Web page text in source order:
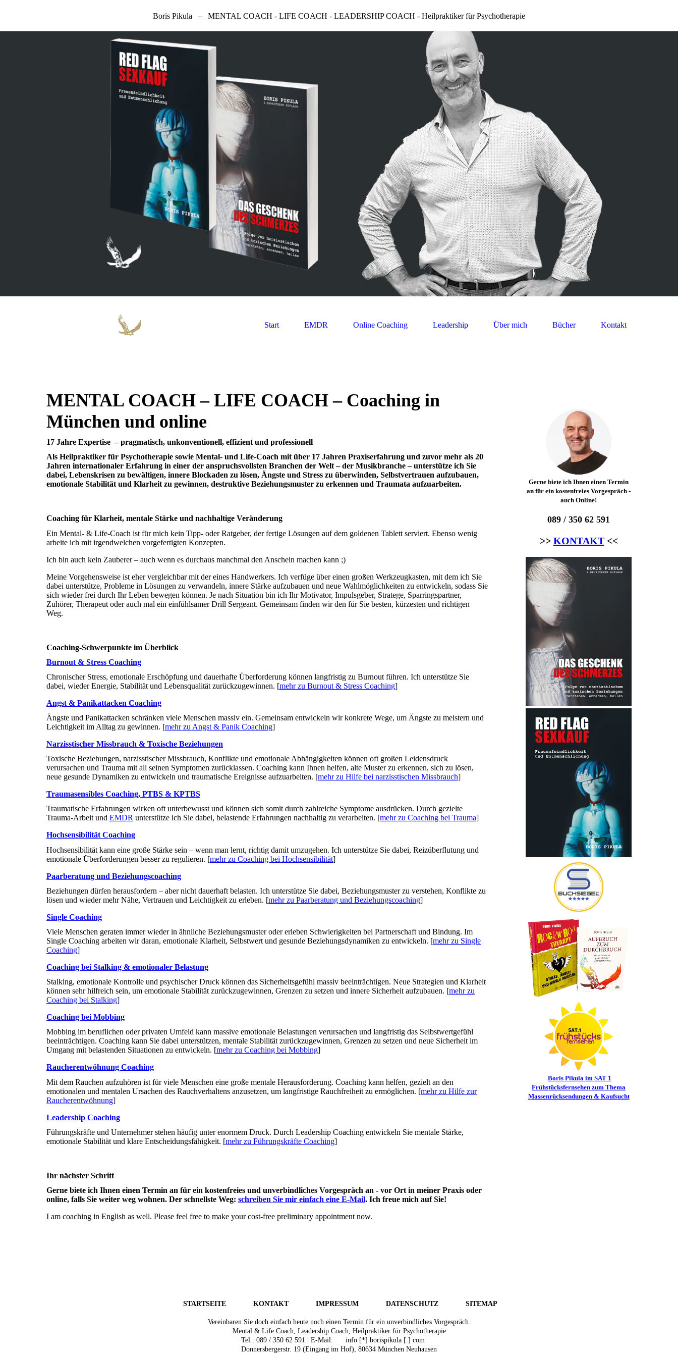
Boris Pikula – MENTAL COACH - LIFE COACH - LEADERSHIP COACH - Heilpraktiker für Psychotherapie
Start EMDR Online Coaching Leadership Über mich Bücher Kontakt
MENTAL COACH – LIFE COACH – Coaching in
München und online
17 Jahre Expertise – pragmatisch, unkonventionell, effizient und professionell
Als Heilpraktiker für Psychotherapie sowie Mental- und Life-Coach mit über 17 Jahren Praxiserfahrung und zuvor mehr als 20
Jahren internationaler Erfahrung in einer der anspruchsvollsten Branchen der Welt – der Musikbranche – unterstütze ich Sie
dabei, Lebenskrisen zu bewältigen, innere Blockaden zu lösen, Ängste und Stress zu überwinden, Selbstvertrauen aufzubauen,
emotionale Stabilität und Klarheit zu gewinnen, destruktive Beziehungsmuster zu erkennen und Traumata aufzuarbeiten.
Coaching für Klarheit, mentale Stärke und nachhaltige Veränderung
Ein Mental- & Life-Coach ist für mich kein Tipp- oder Ratgeber, der fertige Lösungen auf dem goldenen Tablett serviert. Ebenso wenig
arbeite ich mit irgendwelchen vorgefertigten Konzepten.
Ich bin auch kein Zauberer – auch wenn es durchaus manchmal den Anschein machen kann ;)
Meine Vorgehensweise ist eher vergleichbar mit der eines Handwerkers. Ich verfüge über einen großen Werkzeugkasten, mit dem ich Sie
dabei unterstütze, Probleme in Lösungen zu verwandeln, innere Stärke aufzubauen und neue Wahlmöglichkeiten zu entwickeln, sodass Sie
sich wieder frei durch Ihr Leben bewegen können. Je nach Situation bin ich Ihr Motivator, Impulsgeber, Stratege, Sparringspartner,
Zuhörer, Therapeut oder auch mal ein einfühlsamer Drill Sergeant. Gemeinsam finden wir den für Sie besten, kürzesten und richtigen
Weg.
Coaching-Schwerpunkte im Überblick
Burnout & Stress Coaching
Chronischer Stress, emotionale Erschöpfung und dauerhafte Überforderung können langfristig zu Burnout führen. Ich unterstütze Sie
dabei, wieder Energie, Stabilität und Lebensqualität zurückzugewinnen. [mehr zu Burnout & Stress Coaching]
Angst & Panikattacken Coaching
Ängste und Panikattacken schränken viele Menschen massiv ein. Gemeinsam entwickeln wir konkrete Wege, um Ängste zu meistern und
Leichtigkeit im Alltag zu gewinnen. [mehr zu Angst & Panik Coaching]
Narzisstischer Missbrauch & Toxische Beziehungen
Toxische Beziehungen, narzisstischer Missbrauch, Konflikte und emotionale Abhängigkeiten können oft großen Leidensdruck
verursachen und Trauma mit all seinen Symptomen zurücklassen. Coaching kann Ihnen helfen, alte Muster zu erkennen, sich zu lösen,
neue gesunde Dynamiken zu entwickeln und traumatische Ereignisse aufzuarbeiten. [mehr zu Hilfe bei narzisstischen Missbrauch]
Traumasensibles Coaching, PTBS & KPTBS
Traumatische Erfahrungen wirken oft unterbewusst und können sich somit durch zahlreiche Symptome ausdrücken. Durch gezielte
Trauma-Arbeit und EMDR unterstütze ich Sie dabei, belastende Erfahrungen nachhaltig zu verarbeiten. [mehr zu Coaching bei Trauma]
Hochsensibilität Coaching
Hochsensibilität kann eine große Stärke sein – wenn man lernt, richtig damit umzugehen. Ich unterstütze Sie dabei, Reizüberflutung und
emotionale Überforderungen besser zu regulieren. [mehr zu Coaching bei Hochsensibilität]
Paarberatung und Beziehungscoaching
Beziehungen dürfen herausfordern – aber nicht dauerhaft belasten. Ich unterstütze Sie dabei, Beziehungsmuster zu verstehen, Konflikte zu
lösen und wieder mehr Nähe, Vertrauen und Leichtigkeit zu erleben. [mehr zu Paarberatung und Beziehungscoaching]
Single Coaching
Viele Menschen geraten immer wieder in ähnliche Beziehungsmuster oder erleben Schwierigkeiten bei Partnerschaft und Bindung. Im
Single Coaching arbeiten wir daran, emotionale Klarheit, Selbstwert und gesunde Beziehungsdynamiken zu entwickeln. [mehr zu Single
Coaching]
Coaching bei Stalking & emotionaler Belastung
Stalking, emotionale Kontrolle und psychischer Druck können das Sicherheitsgefühl massiv beeinträchtigen. Neue Strategien und Klarheit
können sehr hilfreich sein, um emotionale Stabilität zurückzugewinnen, Grenzen zu setzen und innere Sicherheit aufzubauen. [mehr zu
Coaching bei Stalking]
Coaching bei Mobbing
Mobbing im beruflichen oder privaten Umfeld kann massive emotionale Belastungen verursachen und langfristig das Selbstwertgefühl
beeinträchtigen. Coaching kann Sie dabei unterstützen, mentale Stabilität zurückzugewinnen, Grenzen zu setzen und neue Sicherheit im
Umgang mit belastenden Situationen zu entwickeln. [mehr zu Coaching bei Mobbing]
Raucherentwöhnung Coaching
Mit dem Rauchen aufzuhören ist für viele Menschen eine große mentale Herausforderung. Coaching kann helfen, gezielt an den
emotionalen und mentalen Ursachen des Rauchverhaltens anzusetzen, um langfristige Rauchfreiheit zu ermöglichen. [mehr zu Hilfe zur
Raucherentwöhnung]
Leadership Coaching
Führungskräfte und Unternehmer stehen häufig unter enormem Druck. Durch Leadership Coaching entwickeln Sie mentale Stärke,
emotionale Stabilität und klare Entscheidungsfähigkeit. [mehr zu Führungskräfte Coaching]
Ihr nächster Schritt
Gerne biete ich Ihnen einen Termin an für ein kostenfreies und unverbindliches Vorgespräch an - vor Ort in meiner Praxis oder
online, falls Sie weiter weg wohnen. Der schnellste Weg: schreiben Sie mir einfach eine E-Mail. Ich freue mich auf Sie!
I am coaching in English as well. Please feel free to make your cost-free preliminary appointment now.
Gerne biete ich Ihnen einen Termin
an für ein kostenfreies Vorgespräch -
auch Online!
089 / 350 62 591
>> KONTAKT<<
Boris Pikula im SAT 1
Frühstücksfernsehen zum Thema
Massenrücksendungen & Kaufsucht
STARTSEITE KONTAKT IMPRESSUM DATENSCHUTZ SITEMAP
Vereinbaren Sie doch einfach heute noch einen Termin für ein unverbindliches Vorgespräch.
Mental & Life Coach, Leadership Coach, Heilpraktiker für Psychotherapie
Tel.: 089 / 350 62 591 | E-Mail:
info [*] borispikula [.] com
Donnersbergerstr. 19 (Eingang im Hof), 80634 München Neuhausen